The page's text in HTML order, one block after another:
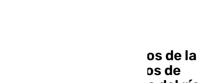
Evacuados seis vecinos de la
urbanización Los Pinos de